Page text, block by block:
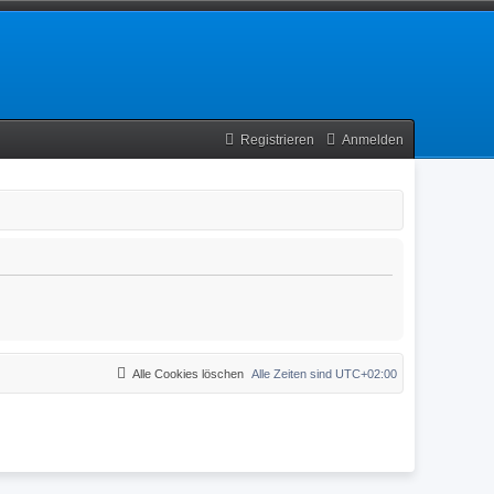
Anmelden
Registrieren
Alle Zeiten sind UTC+02:00
Alle Cookies löschen